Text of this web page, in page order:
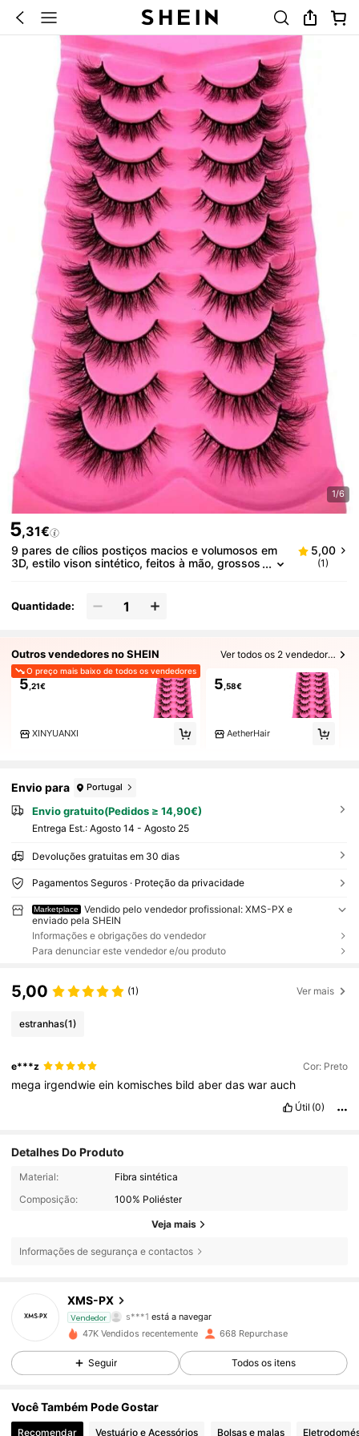
1/6
5,31€
9 pares de cílios postiços macios e volumosos em
3D, estilo vison sintético, feitos à mão, grossos
5,00
(1)
Quantidade:
Outros vendedores no SHEIN Ver todos os 2 vendedores
O preço mais baixo de todos os vendedores
5 ,21€
XINYUANXI
5 ,58€
AetherHair
Envio para Portugal
Envio gratuito(Pedidos ≥ 14,90€)
Entrega Est.: Agosto 14 - Agosto 25
Devoluções gratuitas em 30 dias
Pagamentos Seguros · Proteção da privacidade
Marketplace
Vendido pelo vendedor profissional: XMS-PX e
enviado pela SHEIN
Informações e obrigações do vendedor
Para denunciar este vendedor e/ou produto
5,00 (1) Ver mais
estranhas(1)
e***z Cor: Preto
mega irgendwieein komisches bildaberdaswarauch
Útil (0)
Detalhes Do Produto
Material:
Fibra sintética
Composição:
100% Poliéster
Veja mais
Informações de segurança e contactos
XMS-PX
Vendedor 4,44 376 Seguidores
376 Seguidores
47K Vendidos recentemente 668 Repurchase
Seguir Todos os itens
Você Também Pode Gostar
Recomendar Vestuário e Acessórios Bolsas e malas